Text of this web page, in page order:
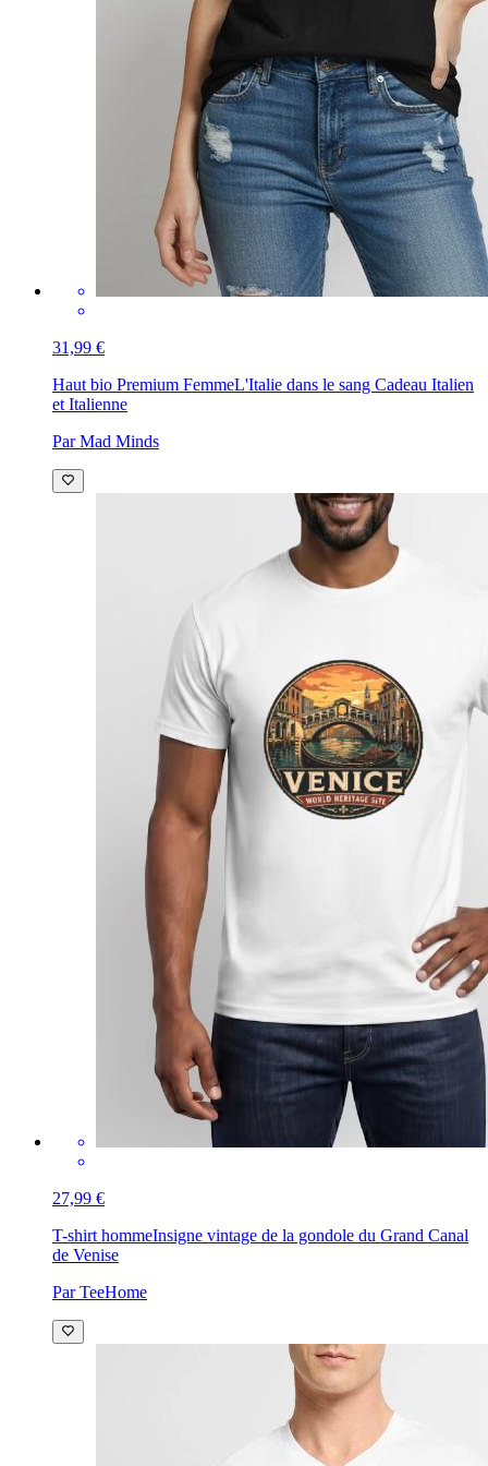
31,99 €
Haut bio Premium FemmeL'Italie dans le sang Cadeau Italien
et Italienne
Par Mad Minds
27,99 €
T-shirt hommeInsigne vintage de la gondole du Grand Canal
de Venise
Par TeeHome